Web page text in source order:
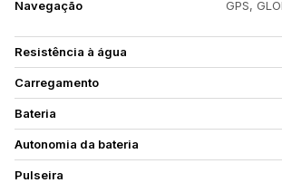
Navegação
GPS,
Resistência à água
Carregamento
Bateria
Autonomia da bateria
Pulseira